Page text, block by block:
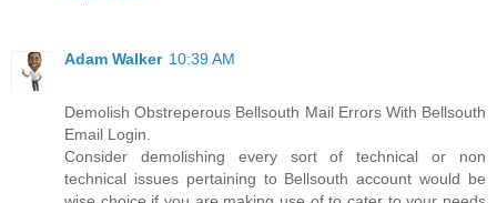
Adam Walker 10:39 AM
Demolish Obstreperous Bellsouth Mail Errors With Bellsouth
Email Login.
Consider demolishing every sort of technical or non
technical issues pertaining to Bellsouth account would be